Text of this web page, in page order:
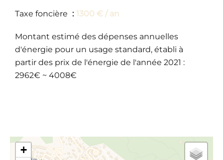
Taxe foncière 1300 € / an
Montant estimé des dépenses annuelles
d'énergie pour un usage standard, établi à
partir des prix de l'énergie de l'année 2021 :
2962€ ~ 4008€
+